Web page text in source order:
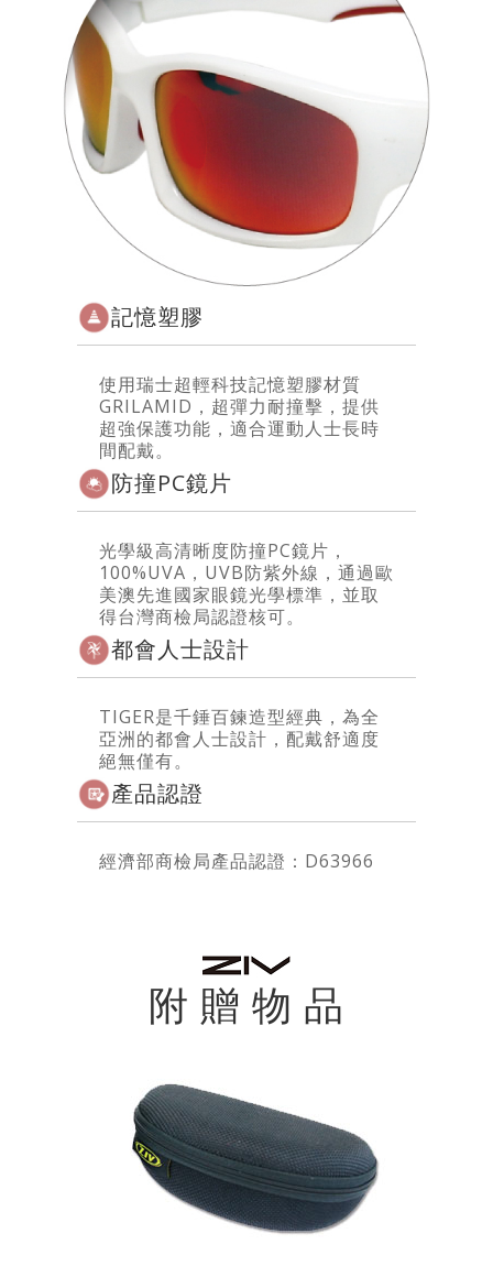
記憶塑膠
使用瑞士超輕科技記憶塑膠材質
GRILAMID，超彈力耐撞擊，提供
超強保護功能，適合運動人士長時
間配戴。
防撞PC鏡片
光學級高清晰度防撞PC鏡片，
100%UVA，UVB防紫外線，通過歐
美澳先進國家眼鏡光學標準，並取
得台灣商檢局認證核可。
都會人士設計
TIGER是千錘百鍊造型經典，為全
亞洲的都會人士設計，配戴舒適度
絕無僅有。
產品認證
經濟部商檢局產品認證：D63966
附 贈 物 品